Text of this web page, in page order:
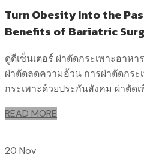
Turn Obesity Into the
Benefits of Bariatric
ดูดีเซ็นเตอร์ ผ่าตัดกระเพาะอาห
ผ่าตัดลดความอ้วน การผ่าตัดกร
กระเพาะด้วยประกันสังคม ผ่าตั
READ MORE
20 Nov